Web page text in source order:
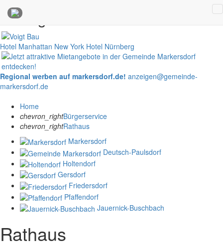
Anzeigen
Hotel Manhattan New York Hotel Nürnberg
Regional werben auf markersdorf.de! anzeigen@gemeinde-
markersdorf.de
Home
chevron_rightBürgerservice
chevron_rightRathaus
Markersdorf
Deutsch-Paulsdorf
Holtendorf
Gersdorf
Friedersdorf
Pfaffendorf
Jauernick-Buschbach
Rathaus